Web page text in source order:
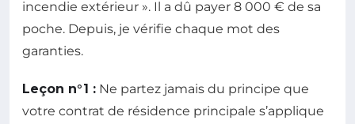
incendie extérieur ». Il a dû payer 8 000 € de sa
poche. Depuis, je vérifie chaque mot des
garanties.
Leçon n°1 : Ne partez jamais du principe que
votre contrat de résidence principale s’applique